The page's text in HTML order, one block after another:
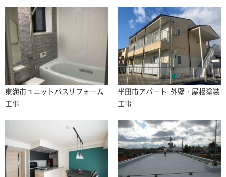
東海市ユニットバスリフォーム
工事
半田市アパート 外壁・屋根塗装
工事